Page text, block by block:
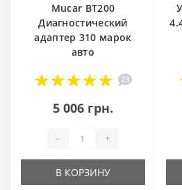
Mucar BT200
Диагностический
адаптер 310 марок
авто
23
5 006 грн.
- +
В КОРЗИНУ